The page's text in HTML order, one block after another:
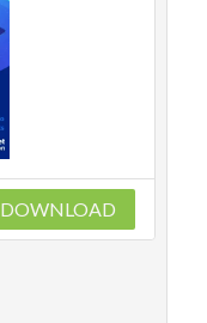
DOWNLOAD